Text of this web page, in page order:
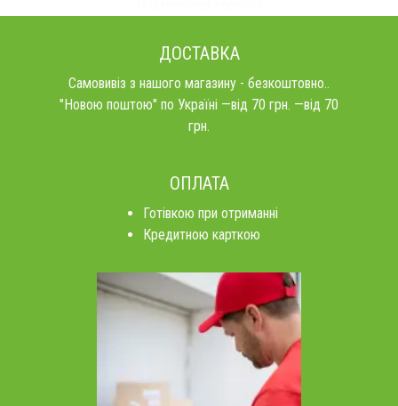
ДОСТАВКА
Самовивіз з нашого магазину - безкоштовно..
"Новою поштою" по Україні —від 70 грн. —від 70
грн.
ОПЛАТА
Готівкою при отриманні
Кредитною карткою